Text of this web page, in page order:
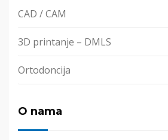
CAD / CAM
3D printanje – DMLS
Ortodoncija
O nama